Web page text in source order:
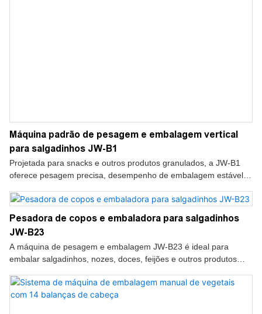
Máquina padrão de pesagem e embalagem vertical
para salgadinhos JW-B1
Projetada para snacks e outros produtos granulados, a JW-B1
oferece pesagem precisa, desempenho de embalagem estável e
automatizadas.
Pesadora de copos e embaladora para salgadinhos
JW-B23
A máquina de pesagem e embalagem JW-B23 é ideal para
embalar salgadinhos, nozes, doces, feijões e outros produtos
desempenho de embalagem consistente.